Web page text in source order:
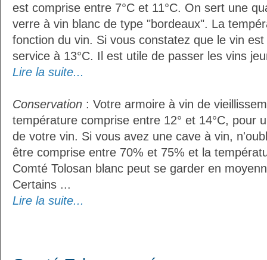
est comprise entre 7°C et 11°C. On sert une
verre à vin blanc de type "bordeaux". La
fonction du vin. Si vous constatez que le vin
service à 13°C. Il est utile de passer les vins
Lire la suite...
Conservation : Votre armoire à vin de
température comprise entre 12° et 14°C, pour
de votre vin. Si vous avez une cave à vin,
être comprise entre 70% et 75% et la
Comté Tolosan blanc peut se garder en
Certains ...
Lire la suite...